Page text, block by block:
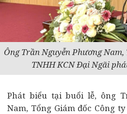
Ông Trần Nguyễn Phương
TNHH KCN Đại Ngãi
Phát biểu tại buổi lễ, ông
Nam, Tổng Giám đốc Công